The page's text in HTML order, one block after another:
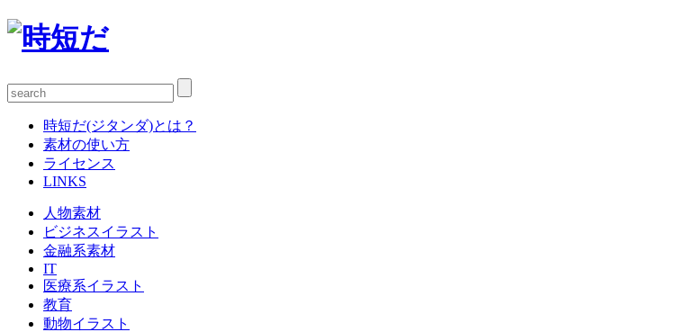
時短だ(ジタンダ)とは？
素材の使い方
ライセンス
LINKS
人物素材
ビジネスイラスト
金融系素材
IT
医療系イラスト
教育
動物イラスト